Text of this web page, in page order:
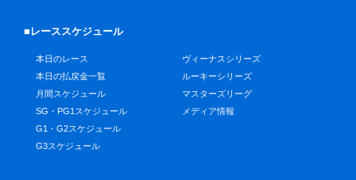
■レーススケジュール
本日のレース
本日の払戻金一覧
月間スケジュール
SG・PG1スケジュール
G1・G2スケジュール
G3スケジュール
ヴィーナスシリーズ
ルーキーシリーズ
マスターズリーグ
メディア情報